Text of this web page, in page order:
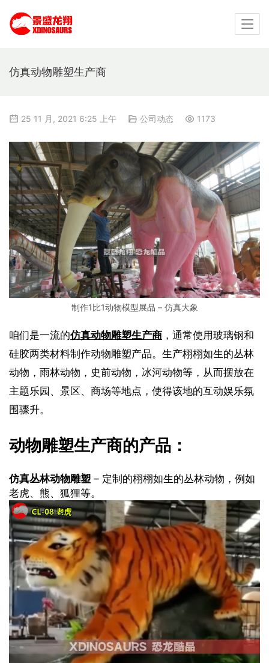
仿真动物雕塑生产商
25 11 月, 2021 6:25 上午 公司动态 1173
制作1比1动物模型展品 – 仿真大象
咱们是一流的仿真动物雕塑生产商 ，通常使用玻璃钢和
硅胶两类材料制作动物雕塑产品。生产栩栩如生的丛林
动物，雨林动物，史前动物，冰河动物等，从而摆放在
主题乐园、景区、商场等地点，使得该地的互动娱乐氛
围骤升。
动物雕塑生产商的产品：
仿真丛林动物雕塑 – 定制的栩栩如生的丛林动物，例如
老虎、熊、狐狸等。